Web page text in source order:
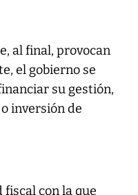
al final, provocan
el gobierno se
su gestión,
inversión de
con la que